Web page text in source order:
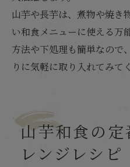
山芋や長芋は、煮物や焼き
い和食メニューに使える万
方法や下処理も簡単なので
りに気軽に取り入れてみて
山芋和食の定
レンジレシピ